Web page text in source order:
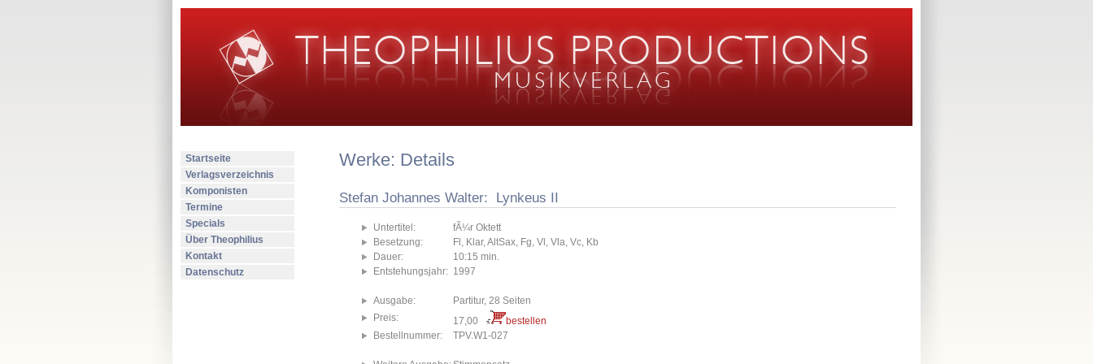
Startseite
Verlagsverzeichnis
Komponisten
Termine
Specials
Über Theophilius
Kontakt
Datenschutz
Werke: Details
Stefan Johannes Walter: Lynkeus II
Untertitel:
fÃ¼r Oktett
Besetzung:
Fl, Klar, AltSax, Fg, Vl, Vla, Vc, Kb
Dauer:
10:15 min.
Entstehungsjahr: 1997
Ausgabe:
Partitur, 28 Seiten
Preis:
17,00
bestellen
Bestellnummer:
TPV.W1-027